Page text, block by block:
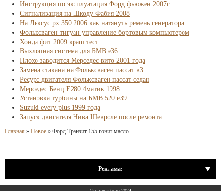
Инструкция по эксплуатация Форд фьюжен 2007г
Сигнализация на Шкоду Фабия 2008
На Лексус рх 350 2006 как натянуть ремень генератора
Фольксваген тигуан управление бортовым компьютером
Хонда фит 2009 краш тест
Выхлопная система для БМВ е36
Плохо заводится Мерседес вито 2001 года
Замена стакана на Фольксваген пассат в3
Ресурс двигателя Фольксваген пассат седан
Мерседес Бенц Е280 4матик 1998
Установка турбины на БМВ 520 е39
Suzuki every plus 1999 года
Запуск двигателя Нива Шевроле после ремонта
Главная » Новое » Форд Транзит 155 гонит масло
Реклама: